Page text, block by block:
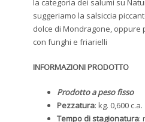
la categoria dei salumi su
suggeriamo la salsiccia
dolce di Mondragone, oppure
con funghi e friarielli
INFORMAZIONI PRODOTTO
Prodotto a peso fisso
Pezzatura: kg. 0,600 c.a.
Tempo di stagionatura: